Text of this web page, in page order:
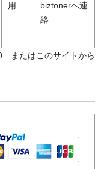
用
biztonerへ連
絡
またはこのサイトから